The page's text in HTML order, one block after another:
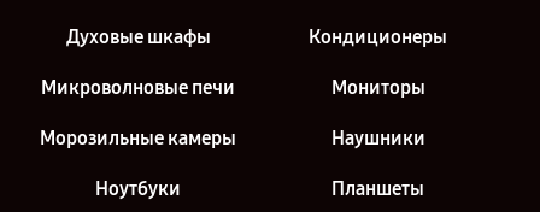
Духовые шкафы Кондиционеры
Микроволновые печи Мониторы
Морозильные камеры Наушники
Ноутбуки Планшеты